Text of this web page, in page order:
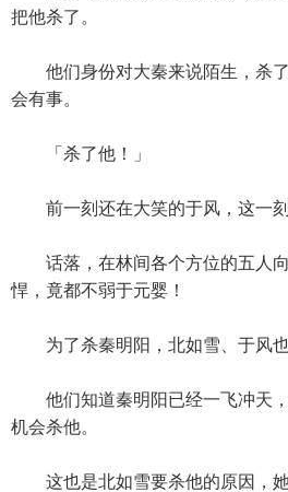
把他杀了。
他们身份对大秦来说陌生，杀了
会有事。
「杀了他！」
前一刻还在大笑的于风，这一刻
话落，在林间各个方位的五人向
悍，竟都不弱于元婴！
为了杀秦明阳，北如雪、于风也
他们知道秦明阳已经一飞冲天，
机会杀他。
这也是北如雪要杀他的原因，她